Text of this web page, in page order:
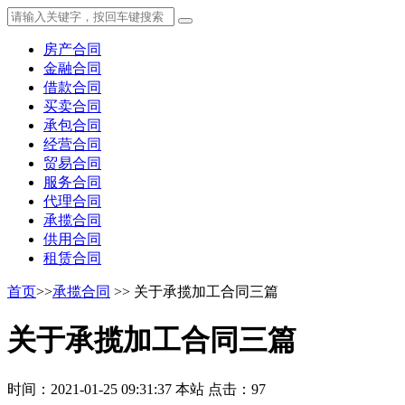
房产合同
金融合同
借款合同
买卖合同
承包合同
经营合同
贸易合同
服务合同
代理合同
承揽合同
供用合同
租赁合同
首页>>承揽合同 >> 关于承揽加工合同三篇
关于承揽加工合同三篇
时间：2021-01-25 09:31:37 本站 点击：97